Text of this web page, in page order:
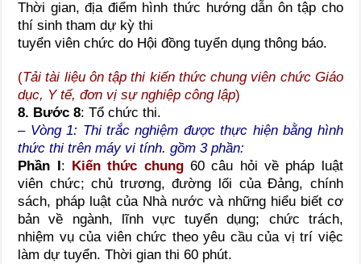
Thời gian, địa điểm hình thức hướng dẫn ôn tập cho
thí sinh tham dự kỳ thi
tuyển viên chức do Hội đồng tuyển dụng thông báo.
(Tải tài liệu ôn tập thi kiến thức chung viên chức Giáo
dục, Y tế, đơn vị sự nghiệp công lập)
8. Bước 8:Tổ chức thi.
– Vòng 1: Thi trắc nghiệm được thực hiện bằng hình
thức thi trên máy vi tính. gồm 3 phần:
Phần I: Kiến thức chung60 câu hỏi về pháp luật
viên chức; chủ trương, đường lối của Đảng, chính
sách, pháp luật của Nhà nước và những hiểu biết cơ
bản về ngành, lĩnh vực tuyển dụng; chức trách,
nhiệm vụ của viên chức theo yêu cầu của vị trí việc
làm dự tuyển. Thời gian thi 60 phút.